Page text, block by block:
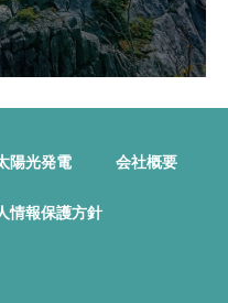
陽光発電 会社概要
情報保護方針